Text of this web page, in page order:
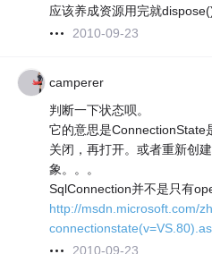
应该养成资源用完就
2010-09-23
camperer
判断一下状态呗。
它的意思是ConnectionState
关闭，再打开。或者重新创
象。。。
SqlConnection并不是只有
http://msdn.microsoft.com/
2010-09-23